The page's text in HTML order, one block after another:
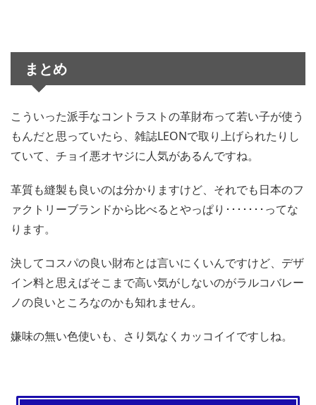
まとめ
こういった派手なコントラストの革財布って若い子が使う
もんだと思っていたら、雑誌LEONで取り上げられたりし
ていて、チョイ悪オヤジに人気があるんですね。
革質も縫製も良いのは分かりますけど、それでも日本のフ
ァクトリーブランドから比べるとやっぱり･･･････ってな
ります。
決してコスパの良い財布とは言いにくいんですけど、デザ
イン料と思えばそこまで高い気がしないのがラルコバレー
ノの良いところなのかも知れません。
嫌味の無い色使いも、さり気なくカッコイイですしね。